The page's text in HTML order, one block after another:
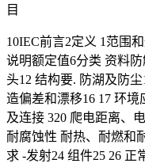
目
10IEC前言2定义 1范围
说明额定值6分类 资料
头12 结构要. 防湖及防
造偏差和漂移16 17 环境
及连接 320 爬电距离、
耐腐蚀性 耐热、耐燃和
求 -发射24 组件25 26